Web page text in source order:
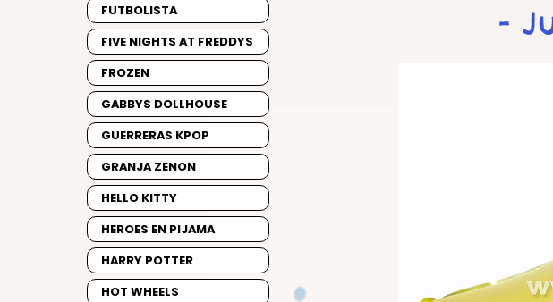
-
FUTBOLISTA
FIVE NIGHTS AT FREDDYS
FROZEN
GABBYS DOLLHOUSE
GUERRERAS KPOP
GRANJA ZENON
HELLO KITTY
HEROES EN PIJAMA
HARRY POTTER
HOT WHEELS